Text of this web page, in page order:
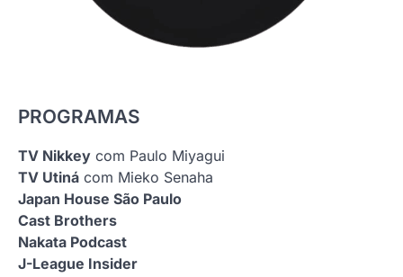
PROGRAMAS
TV Nikkey com Paulo Miyagui
TV Utiná com Mieko Senaha
Japan House São Paulo
Cast Brothers
Nakata Podcast
J-League Insider